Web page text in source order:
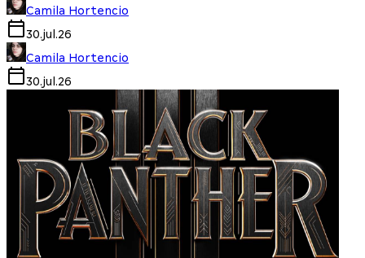
Camila Hortencio
30.jul.26
Camila Hortencio
30.jul.26